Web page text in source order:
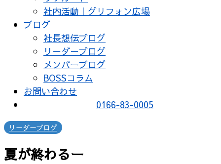
社内活動｜グリフォン広場
ブログ
社長想伝ブログ
リーダーブログ
メンバーブログ
BOSSコラム
お問い合わせ
0166-83-0005
リーダーブログ
夏が終わるー